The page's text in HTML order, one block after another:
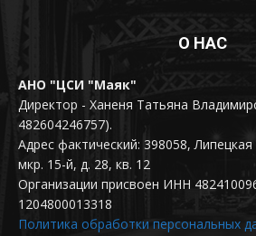
О НАС
АНО "ЦСИ "Маяк"
Директор - Ханеня Татьяна
482604246757).
Адрес фактический: 398058,
мкр. 15-й, д. 28, кв. 12
Организации присвоен ИНН
1204800013318
Политика обработки персональных